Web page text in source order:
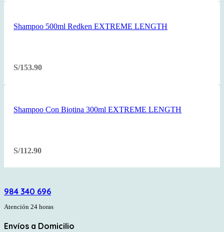
Shampoo 500ml Redken EXTREME LENGTH
S/153.90
Shampoo Con Biotina 300ml EXTREME LENGTH
S/112.90
984 340 696
Atención 24 horas
Envíos a Domicilio